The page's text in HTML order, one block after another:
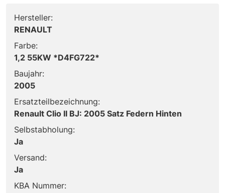
Hersteller:
RENAULT
Farbe:
1,2 55KW *D4FG722*
Baujahr:
2005
Ersatzteilbezeichnung:
Renault Clio II BJ: 2005 Satz Federn Hinten
Selbstabholung:
Ja
Versand:
Ja
KBA Nummer: